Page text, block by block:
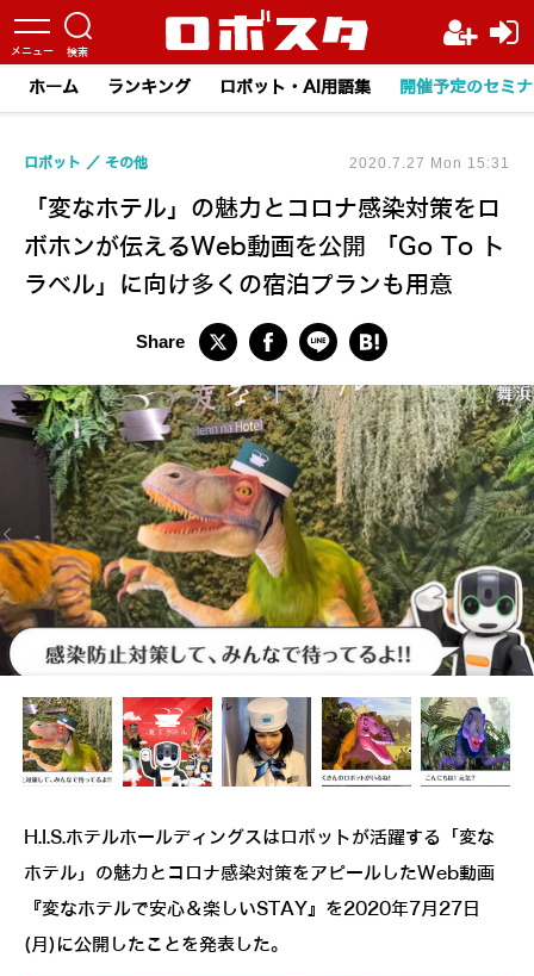
ホーム ランキング ロボット・AI用語集 開催予定のセミ
「変なホテル」の魅力とコロナ感染対策をロ
ボホンが伝えるWeb動画を公開 「Go To ト
ラベル」に向け多くの宿泊プランも用意
ロボット その他 2020.7.27 Mon 15:31
H.I.S.ホテルホールディングスはロボットが活躍する「変な
ホテル」の魅力とコロナ感染対策をアピールしたWeb動画
『変なホテルで安心＆楽しいSTAY』を2020年7月27日
(月)に公開したことを発表した。